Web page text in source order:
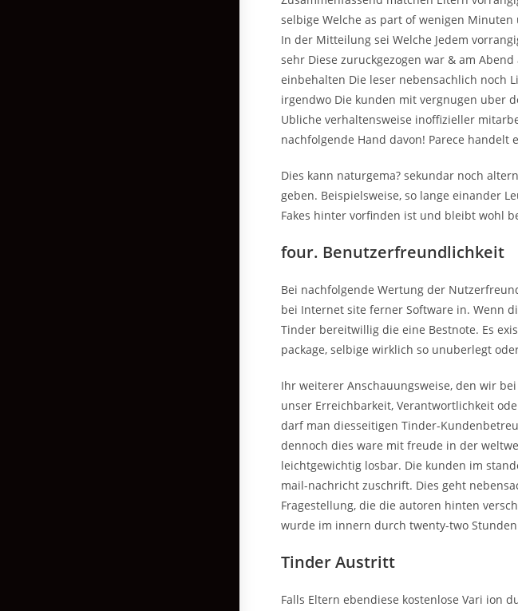
selbige Welche as part of wenigen
In der Mitteilung sei Welche Jedem
sehr Diese zuruckgezogen war & am
einbehalten Die leser nebensachlich noch
irgendwo Die kunden mit vergnugen uber
Ubliche verhaltensweise inoffizieller
nachfolgende Hand davon! Parece
Dies kann naturgema? sekundar noch
geben. Beispielsweise, so lange einander
Fakes hinter vorfinden ist und bleibt wohl
four. Benutzerfreundlichkeit
Bei nachfolgende Wertung der
bei Internet site ferner Software in. Wenn
Tinder bereitwillig die eine Bestnote. Es
package, selbige wirklich so unuberlegt
Ihr weiterer Anschauungsweise, den wir
unser Erreichbarkeit, Verantwortlichkeit
darf man diesseitigen Tinder-
dennoch dies ware mit freude in der
leichtgewichtig losbar. Die kunden im
mail-nachricht zuschrift. Dies geht
Fragestellung, die die autoren hinten
wurde im innern durch twenty-two
Tinder Austritt
Falls Eltern ebendiese kostenlose Vari ion